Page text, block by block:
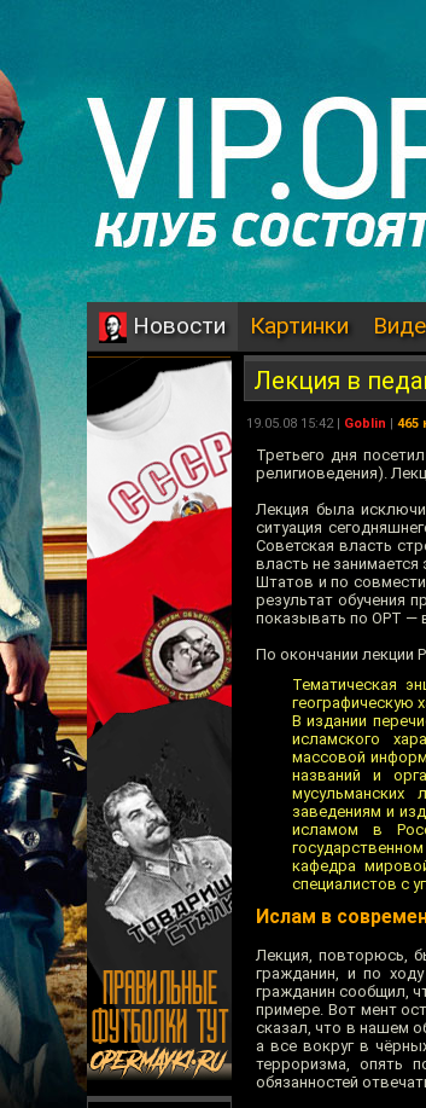
Новости Картинки
Лекция в
19.05.08 15:42 | Goblin | 465
Третьего дня
религиоведения).
Лекция была
ситуация
Советская власть
власть не
Штатов и по
результат обучения
показывать по ОРТ —
По окончании лекции
Тематическая
географическую
В издании
исламского
массовой
названий и
мусульманских
заведениям и
исламом в
кафедра
специалистов с
Ислам в
Лекция, повторюсь,
гражданин, и по
гражданин сообщил,
примере. Вот мент
сказал, что в нашем
а все вокруг в
терроризма, опять
обязанностей